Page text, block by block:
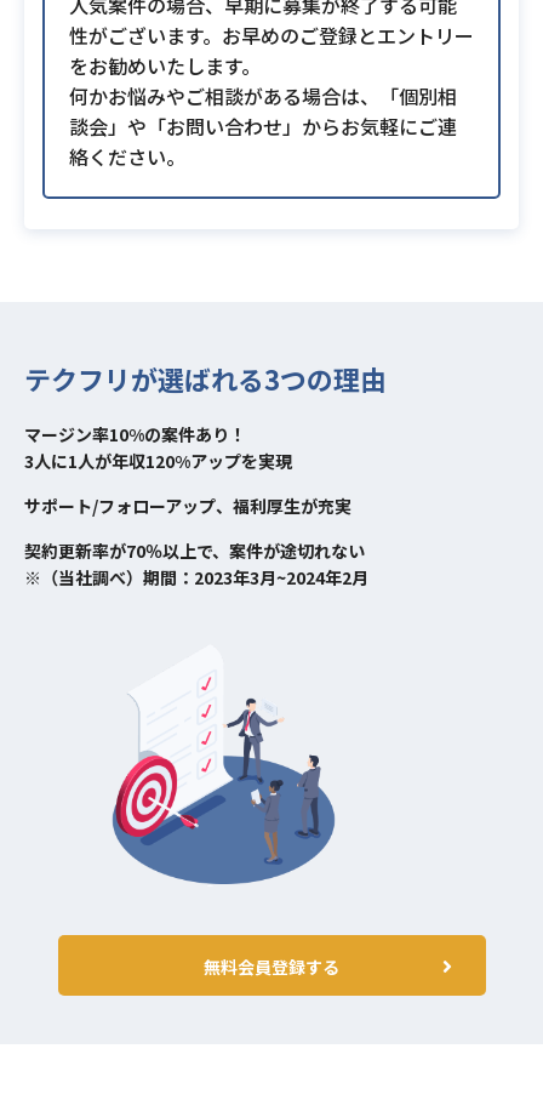
性がございます。お早めのご登録とエントリー
をお勧めいたします。
何かお悩みやご相談がある場合は、「個別相
談会」や「お問い合わせ」からお気軽にご連
絡ください。
テクフリが選ばれる3つの理由
マージン率10%の案件あり！
3人に1人が年収120%アップを実現
サポート/フォローアップ、福利厚生が充実
契約更新率が70％以上で、案件が途切れない
※（当社調べ）期間：2023年3月~2024年2月
無料会員登録する